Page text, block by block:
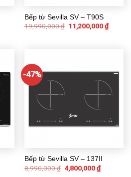
Bếp từ Sevilla SV – T90S
19,990,000₫ 11,200,000₫
-47%
Bếp từ Sevilla SV – 137II
8,990,000₫ 4,800,000₫